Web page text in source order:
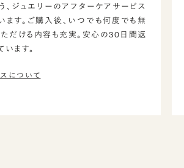
、ジュエリーのアフターケアサービス
ます。ご購入後、いつでも何度でも無
だける内容も充実。安心の30日間返
ます。
について